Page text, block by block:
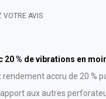
VOTRE AVIS
% de vibrations en
accru de 20 %
aux autres